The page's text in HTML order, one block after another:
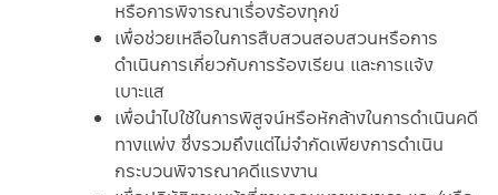
หรือการพิจารณาเรื่องร้องทุกข์
เพื่อช่วยเหลือในการสืบสวนสอบสวนหรือการ
ดำเนินการเกี่ยวกับการร้องเรียน และการแจ้ง
เบาะแส
เพื่อนำไปใช้ในการพิสูจน์หรือหักล้างในการดำเนินคดี
ทางแพ่ง ซึ่งรวมถึงแต่ไม่จำกัดเพียงการดำเนิน
กระบวนพิจารณาคดีแรงงาน